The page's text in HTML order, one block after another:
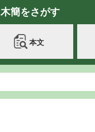
木簡をさがす
本文